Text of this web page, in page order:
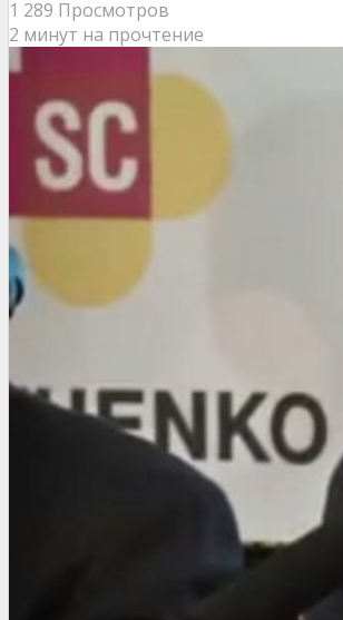
1 289 Просмотров
2 минут на прочтение